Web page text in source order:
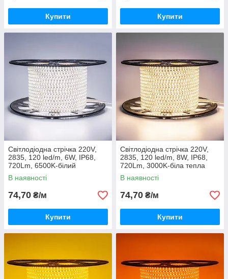
Купити Купити
Світлодіодна стрічка 220V,
2835, 120 led/m, 6W, IP68,
720Lm, 6500K-білий
холодний
В наявності
74,70 ₴/м
Купити
Світлодіодна стрічка 220V,
2835, 120 led/m, 8W, IP68,
720Lm, 3000K-біла тепла
В наявності
74,70 ₴/м
Купити